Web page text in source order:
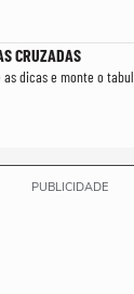
CRUZADAS
dicas e monte o
PUBLICIDADE